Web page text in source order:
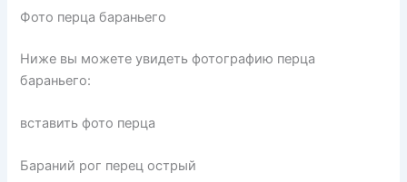
Фото перца бараньего
Ниже вы можете увидеть фотографию перца
бараньего:
вставить фото перца
Бараний рог перец острый